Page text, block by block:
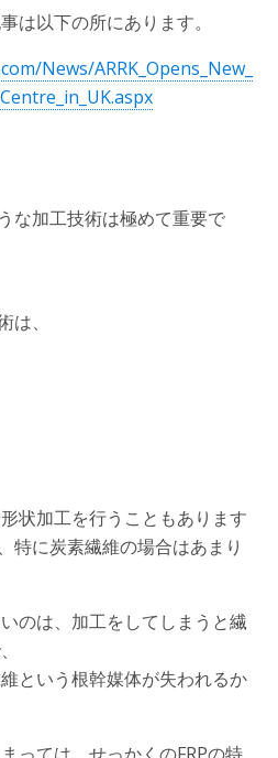
は以下の所にあります。
News/ARRK_Opens_New_
な加工技術は極めて重要で
は、
状加工を行うこともあります
特に炭素繊維の場合はあまり
のは、加工をしてしまうと繊
という根幹媒体が失われるか